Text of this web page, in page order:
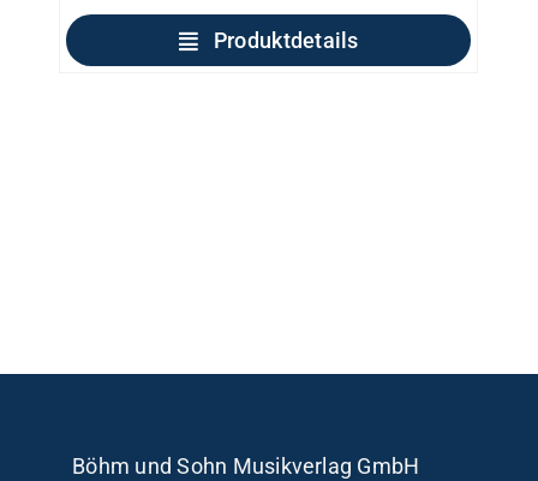
Produktdetails
Böhm und Sohn Musikverlag GmbH